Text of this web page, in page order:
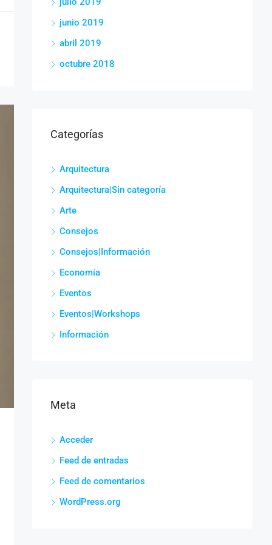
junio 2019
abril 2019
octubre 2018
Categorías
Arquitectura
Arquitectura|Sin categoría
Arte
Consejos
Consejos|Información
Economía
Eventos
Eventos|Workshops
Información
Meta
Acceder
Feed de entradas
Feed de comentarios
WordPress.org